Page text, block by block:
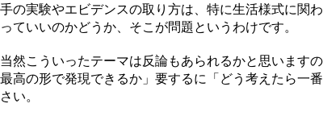
手の実験やエビデンスの取り方は、特に生活様式に関
っていいのかどうか、そこが問題というわけです。
当然こういったテーマは反論もあられるかと思います
最高の形で発現できるか」要するに「どう考えたら一
さい。